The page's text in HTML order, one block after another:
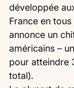
développée
France en
annonce un
américains –
pour atteindre
total).